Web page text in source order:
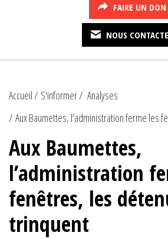
FAIRE UN DON
NOUS
Accueil S'informer
Analyses
Aux Baumettes, l’administration ferme les
Aux Baumettes,
l’administration
fenêtres, les
trinquent